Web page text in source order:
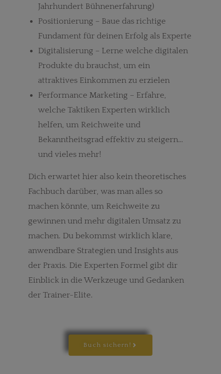
Jahrhundert Bühnenerfahrung)
Positionierung – Baue das richtige
Fundament für deinen Erfolg als Experte
Digitalisierung – Lerne welche digitalen
Produkte du brauchst, um ein
attraktives Einkommen zu erzielen
Performance Marketing – Erfahre,
welche Taktiken Experten wirklich
helfen,um Reichweite und
Bekanntheitsgrad effektiv zu steigern…
und vieles mehr!
Dich erwartet hier also kein theoretisches
Fachbuch darüber, was man alles so
machen könnte, um Reichweite zu
gewinnen und mehr digitalen Umsatz zu
machen. Du bekommst wirklich klare,
anwendbare Strategien und Insights aus
der Praxis. Die Experten Formel gibt dir
Einblick in die Werkzeuge und Gedanken
der Trainer-Elite.
Buch sichern!